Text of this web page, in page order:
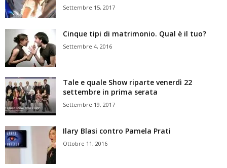
Settembre 15, 2017
Cinque tipi di matrimonio. Qual è il tuo?
Settembre 4, 2016
Tale e quale Show riparte venerdì 22
settembre in prima serata
Settembre 19, 2017
Ilary Blasi contro Pamela Prati
Ottobre 11, 2016